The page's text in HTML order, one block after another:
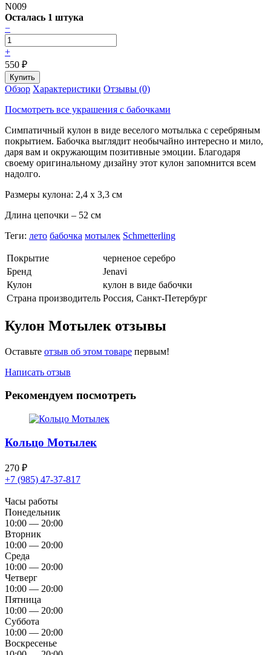
N009
Осталась 1 штука
−
+
550 ₽
Обзор Характеристики Отзывы (0)
Посмотреть все украшения с бабочками
Симпатичный кулон в виде веселого мотылька с серебряным
покрытием. Бабочка выглядит необычайно интересно и мило,
даря вам и окружающим позитивные эмоции. Благодаря
своему оригинальному дизайну этот кулон запомнится всем
надолго.
Размеры кулона: 2,4 х 3,3 см
Длина цепочки – 52 см
Теги: лето бабочка мотылек Schmetterling
Покрытие
черненое серебро
Бренд
Jenavi
Кулон
кулон в виде бабочки
Страна производитель Россия, Санкт-Петербург
Кулон Мотылек отзывы
Оставьте отзыв об этом товаре первым!
Написать отзыв
Рекомендуем посмотреть
Кольцо Мотылек
270 ₽
+7 (985) 47-37-817
Часы работы
Понедельник
10:00 — 20:00
Вторник
10:00 — 20:00
Среда
10:00 — 20:00
Четверг
10:00 — 20:00
Пятница
10:00 — 20:00
Суббота
10:00 — 20:00
Воскресенье